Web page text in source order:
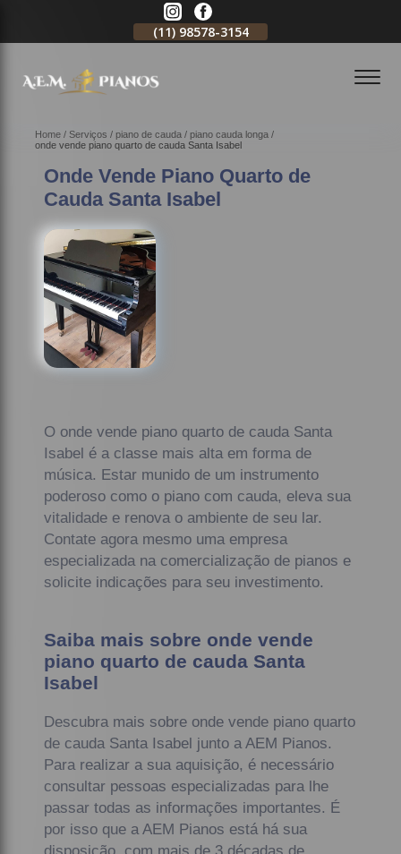
(11) 98578-3154
Home Serviços piano de cauda
piano cauda longa
onde vende piano quarto de cauda Santa Isabel
Onde Vende Piano Quarto de
Cauda Santa Isabel
O onde vende piano quarto de cauda Santa
Isabel é a classe mais alta em forma de
música. Estar munido de um instrumento
poderoso como o piano com cauda, eleva sua
vitalidade e renova o ambiente de seu lar.
Contate agora mesmo uma empresa
especializada na comercialização de pianos e
solicite indicações para seu investimento.
Saiba mais sobre onde vende
piano quarto de cauda Santa
Isabel
Descubra mais sobre onde vende piano quarto
de cauda Santa Isabel junto a AEM Pianos.
Para realizar a sua aquisição, é necessário
consultar pessoas especializadas para lhe
passar todas as informações importantes. É
por isso que a AEM Pianos está há sua